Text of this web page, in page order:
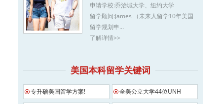
申请学校:乔治城大学、纽约大学
留学顾问:James （未来人留学10年美国
留学规划申…
了解详情>>
美国本科留学关键词
专升硕美国留学方案! 全美公立大学44位UNH